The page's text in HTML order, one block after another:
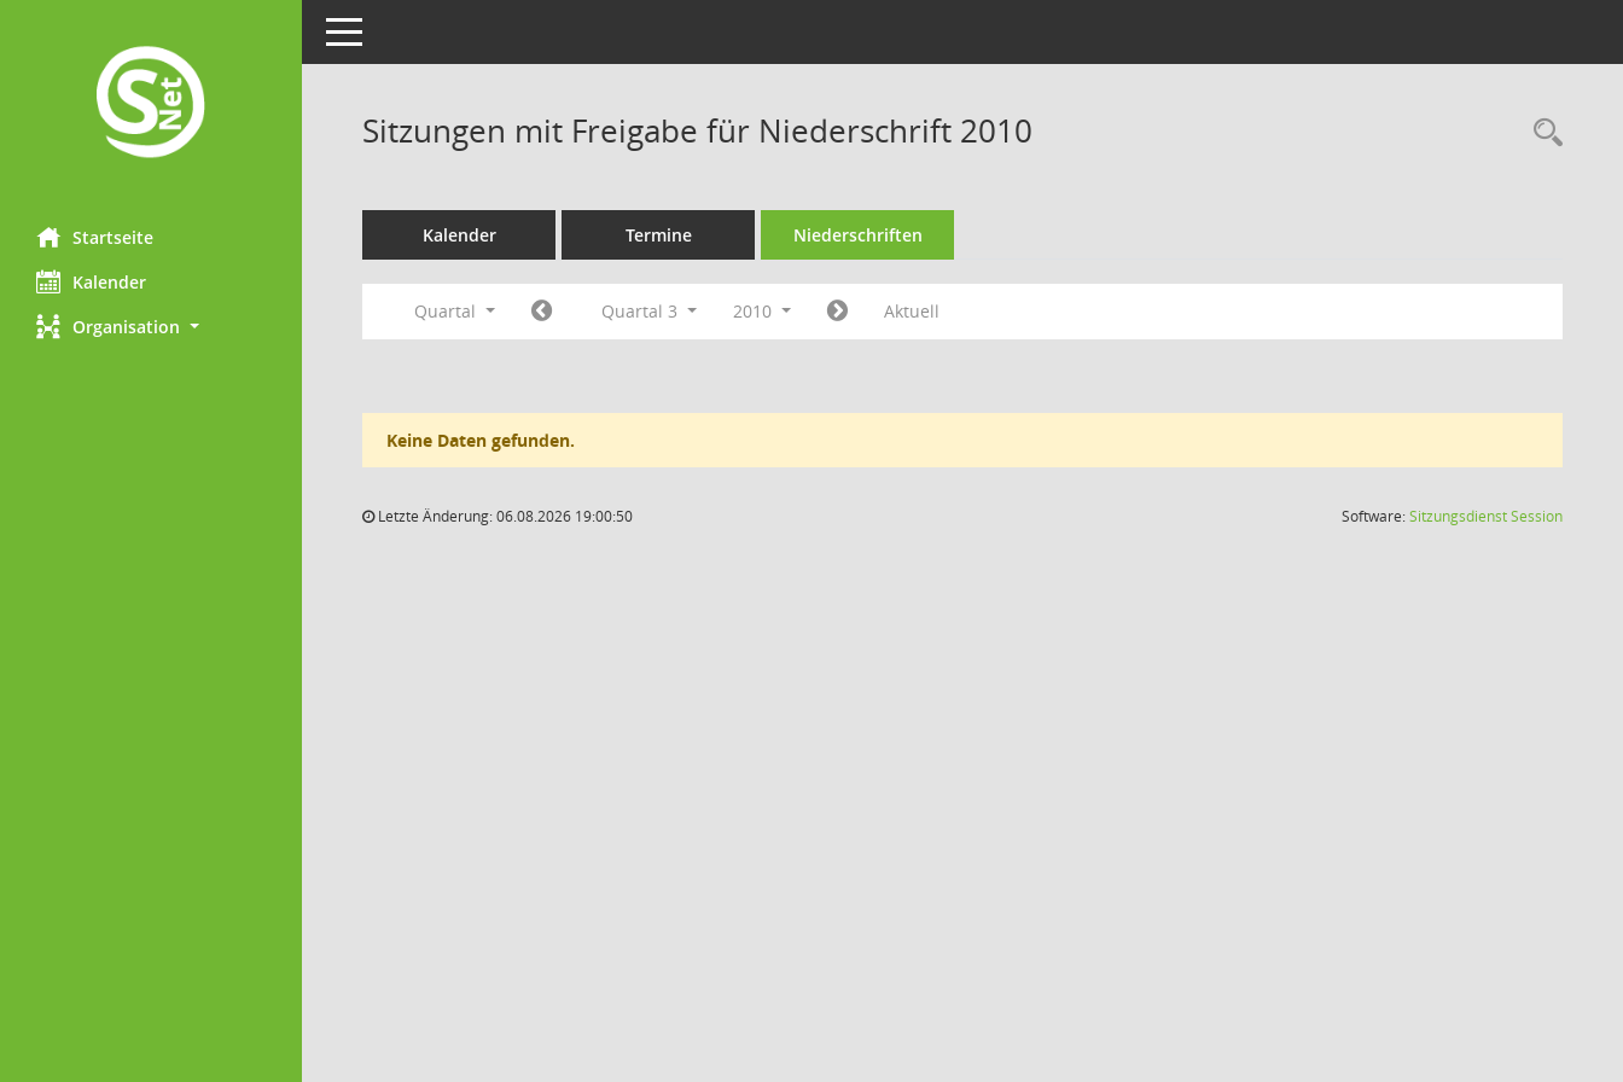
Startseite
Kalender
Organisation
Toggle navigation
Sitzungen mit Freigabe für Niederschrift 2010
Kalender Termine Niederschriften
Quartal Quartal 3 2010 Aktuell
Keine Daten gefunden.
Letzte Änderung: 06.08.2026 19:00:50 Software:SitzungsdienstSession(Wird in